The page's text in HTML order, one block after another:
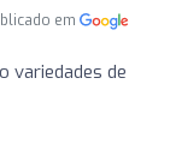
em
variedades de